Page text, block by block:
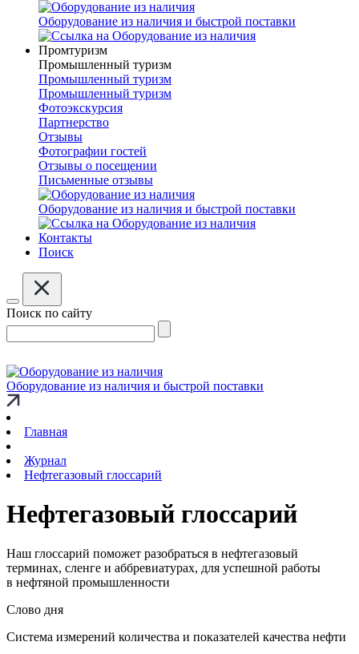
Оборудование из наличия и быстрой поставки
Промтуризм
Промышленный туризм
Промышленный туризм
Промышленный туризм
Фотоэкскурсия
Партнерство
Отзывы
Фотографии гостей
Отзывы о посещении
Письменные отзывы
Оборудование из наличия и быстрой поставки
Контакты
Поиск
Поиск по сайту
Оборудование из наличия и быстрой поставки
Главная
Журнал
Нефтегазовый глоссарий
Нефтегазовый глоссарий
Наш глоссарий поможет разобраться в нефтегазовый
терминах, сленге и аббревиатурах, для успешной работы
в нефтяной промышленности
Слово дня
Система измерений количества и показателей качества нефти